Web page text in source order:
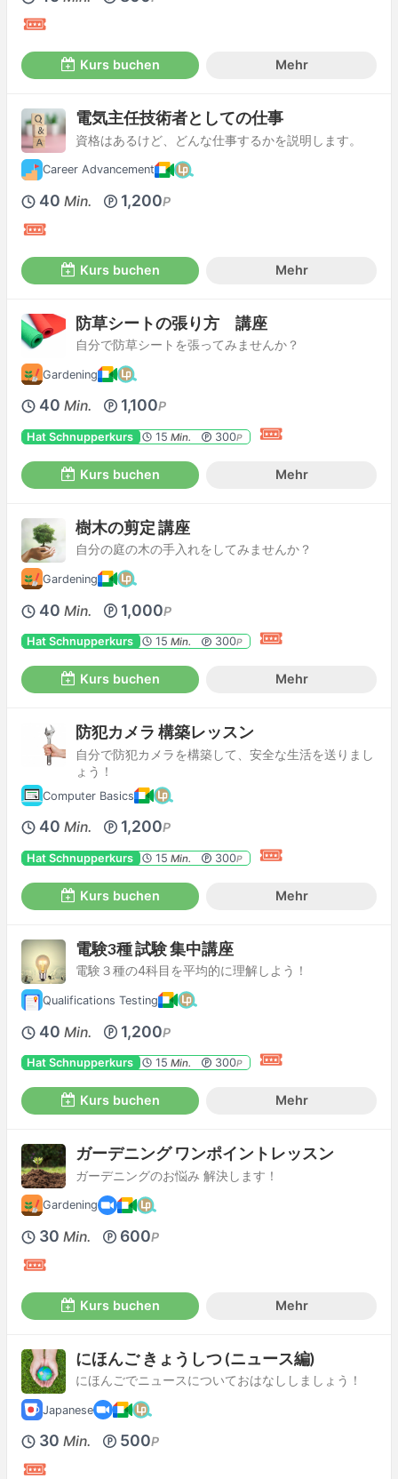
Kurs buchen Mehr
電気主任技術者としての仕事
資格はあるけど、どんな仕事するかを説明します。
Career Advancement
40 Min. 1,200P
Kurs buchen Mehr
防草シートの張り方 講座
自分で防草シートを張ってみませんか？
Gardening
40 Min. 1,100P
Hat Schnupperkurs 15 Min. 300P
Kurs buchen Mehr
樹木の剪定 講座
自分の庭の木の手入れをしてみませんか？
Gardening
40 Min. 1,000P
Hat Schnupperkurs 15 Min. 300P
Kurs buchen Mehr
防犯カメラ 構築レッスン
自分で防犯カメラを構築して、安全な生活を送りまし
ょう！
Computer Basics
40 Min. 1,200P
Hat Schnupperkurs 15 Min. 300P
Kurs buchen Mehr
電験3種 試験 集中講座
電験３種の4科目を平均的に理解しよう！
Qualifications Testing
40 Min. 1,200P
Hat Schnupperkurs 15 Min. 300P
Kurs buchen Mehr
ガーデニング ワンポイントレッスン
ガーデニングのお悩み 解決します！
Gardening
30 Min. 600P
Kurs buchen Mehr
にほんご きょうしつ (ニュース編)
にほんごでニュースについておはなししましょう！
Japanese
30 Min. 500P